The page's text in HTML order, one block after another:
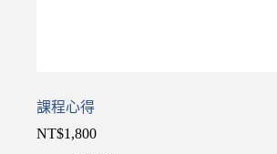
課程心得
NT$1,800